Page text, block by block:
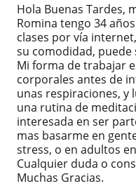
Hola Buenas Tardes,
Romina tengo 34
clases por vía
su comodidad, puede
Mi forma de trabajar
corporales antes de
unas respiraciones, y
una rutina de
interesada en ser
mas basarme en
stress, o en adultos
Cualquier duda o
Muchas Gracias.